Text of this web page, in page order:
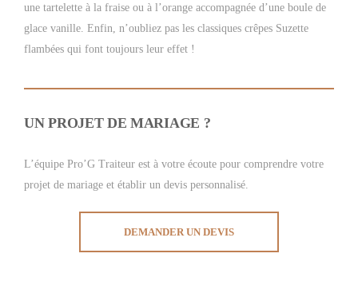
une tartelette à la fraise ou à l’orange accompagnée d’une boule de
glace vanille. Enfin, n’oubliez pas les classiques crêpes Suzette
flambées qui font toujours leur effet !
UN PROJET DE MARIAGE ?
L’équipe Pro’G Traiteur est à votre écoute pour comprendre votre
projet de mariage et établir un devis personnalisé.
DEMANDER UN DEVIS